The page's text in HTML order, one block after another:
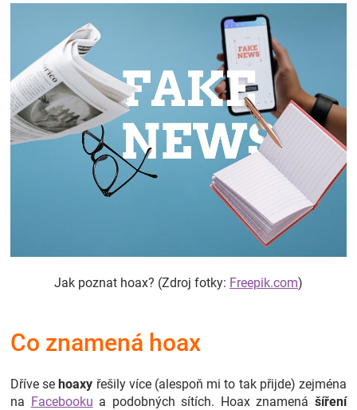
výbava
Hračky
a
zábava
Těhotenské
Novinky
Značky
Jak poznat hoax? (Zdroj fotky: Freepik.com)
Co znamená hoax
Dříve sehoaxy řešily více (alespoň mi to tak přijde) zejména
na Facebooku a podobných sítích. Hoax znamená šíření